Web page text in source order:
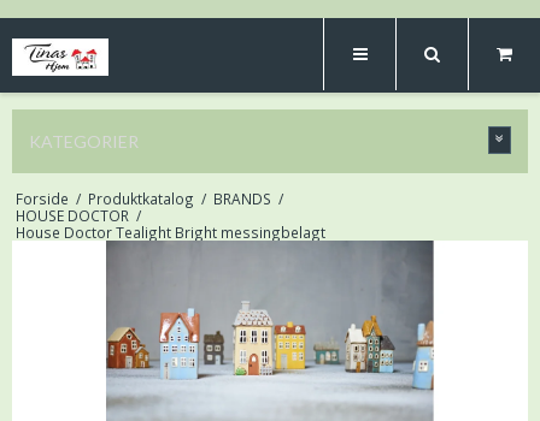
KATEGORIER
Forside / Produktkatalog / BRANDS /
HOUSE DOCTOR /
House Doctor Tealight Bright messingbelagt